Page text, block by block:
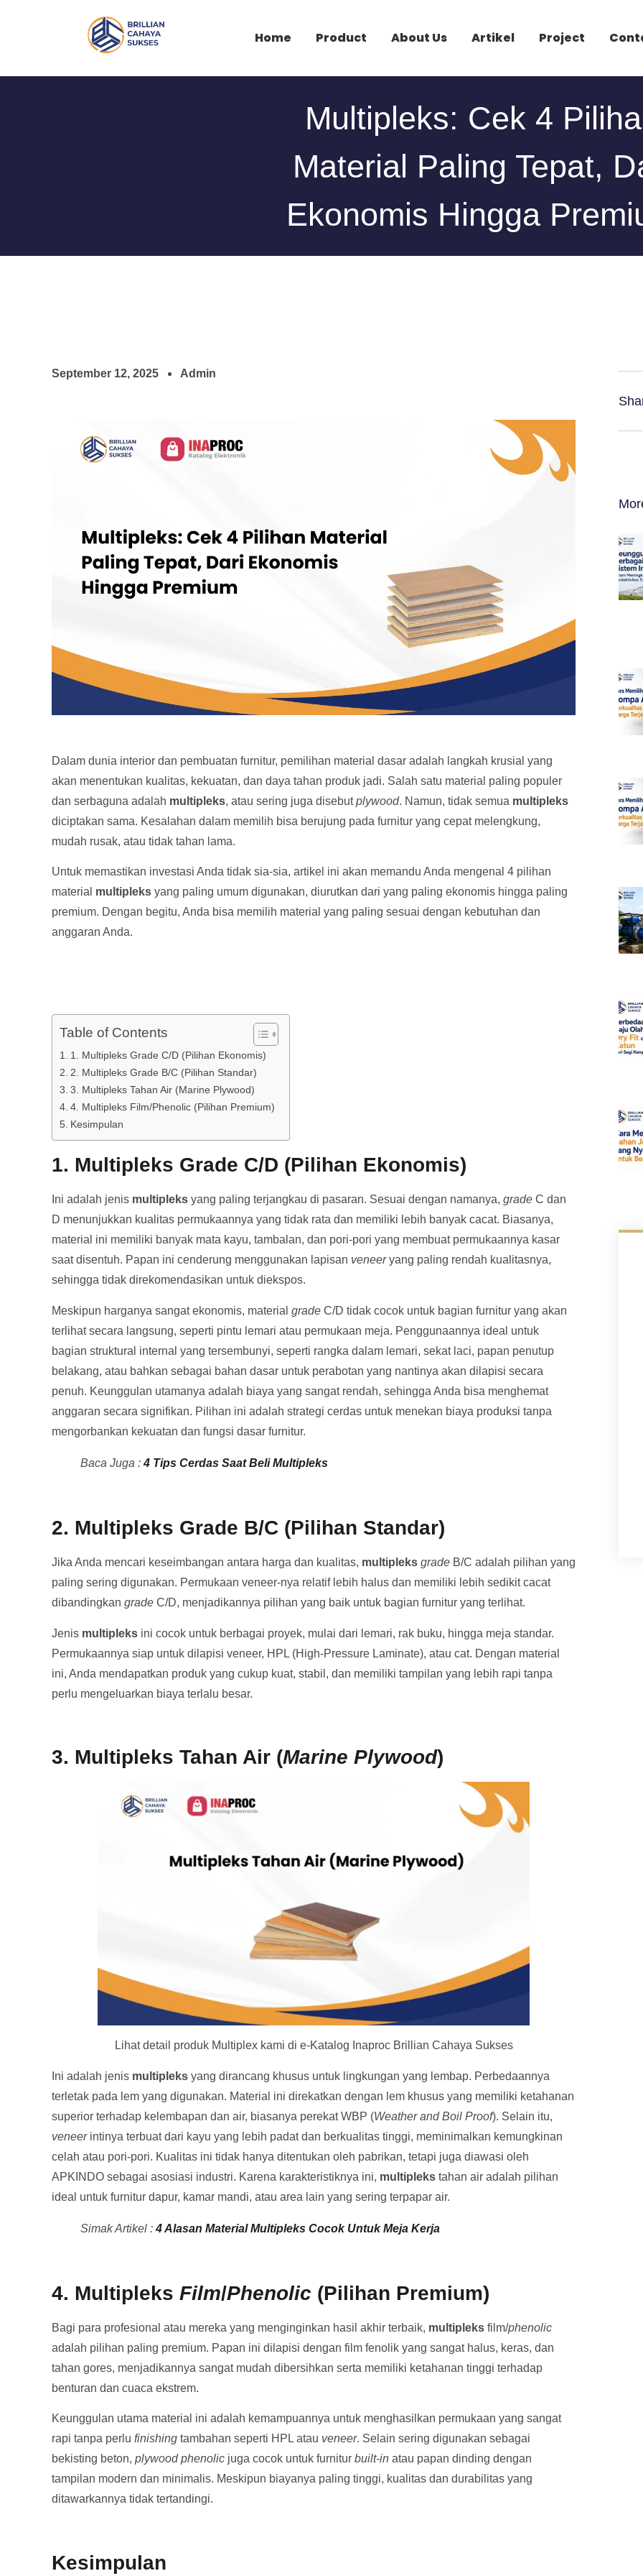
Home Product About Us Artikel Project
Multipleks: Cek 4
Material Paling Tepat,
Ekonomis Hingga
September 12, 2025 Admin
Dalam dunia interior dan pembuatan furnitur, pemilihan material dasar adalah langkah krusial yang
akan menentukan kualitas, kekuatan, dan daya tahan produk jadi. Salah satu material paling populer
dan serbaguna adalah multipleks, atau sering juga disebutplywood. Namun, tidak semua multipleks
diciptakan sama. Kesalahan dalam memilih bisa berujung pada furnitur yang cepat melengkung,
mudah rusak, atau tidak tahan lama.
Untuk memastikan investasi Anda tidak sia-sia, artikel ini akan memandu Anda mengenal 4 pilihan
material multipleks yang paling umum digunakan, diurutkan dari yang paling ekonomis hingga paling
premium. Dengan begitu, Anda bisa memilih material yang paling sesuai dengan kebutuhan dan
anggaran Anda.
Table of Contents
1. Multipleks Grade C/D (Pilihan Ekonomis)
2. Multipleks Grade B/C (Pilihan Standar)
3. Multipleks Tahan Air (Marine Plywood)
4. Multipleks Film/Phenolic (Pilihan Premium)
Kesimpulan
1. Multipleks Grade C/D (Pilihan Ekonomis)
Ini adalah jenis multipleks yang paling terjangkau di pasaran. Sesuai dengan namanya, grade C dan
D menunjukkan kualitas permukaannya yang tidak rata dan memiliki lebih banyak cacat. Biasanya,
material ini memiliki banyak mata kayu, tambalan, dan pori-pori yang membuat permukaannya kasar
saat disentuh. Papan ini cenderung menggunakan lapisan veneeryang paling rendah kualitasnya,
sehingga tidak direkomendasikan untuk diekspos.
Meskipun harganya sangat ekonomis, material grade C/D tidak cocok untuk bagian furnitur yang akan
terlihat secara langsung, seperti pintu lemari atau permukaan meja. Penggunaannya ideal untuk
bagian struktural internal yang tersembunyi, seperti rangka dalam lemari, sekat laci, papan penutup
belakang, atau bahkan sebagai bahan dasar untuk perabotan yang nantinya akan dilapisi secara
penuh. Keunggulan utamanya adalah biaya yang sangat rendah, sehingga Anda bisa menghemat
anggaran secara signifikan. Pilihan ini adalah strategi cerdas untuk menekan biaya produksi tanpa
mengorbankan kekuatan dan fungsi dasar furnitur.
Baca Juga :4 Tips Cerdas Saat Beli Multipleks
2. Multipleks Grade B/C (Pilihan Standar)
Jika Anda mencari keseimbangan antara harga dan kualitas, multipleks grade B/C adalah pilihan yang
paling sering digunakan. Permukaan veneer-nya relatif lebih halus dan memiliki lebih sedikit cacat
dibandingkan grade C/D, menjadikannya pilihan yang baik untuk bagian furnitur yang terlihat.
Jenis multipleks ini cocok untuk berbagai proyek, mulai dari lemari, rak buku, hingga meja standar.
Permukaannya siap untuk dilapisi veneer, HPL (High-Pressure Laminate), atau cat. Dengan material
ini, Anda mendapatkan produk yang cukup kuat, stabil, dan memiliki tampilan yang lebih rapi tanpa
perlu mengeluarkan biaya terlalu besar.
3. Multipleks Tahan Air (Marine Plywood)
Lihat detail produk Multiplex kami di e-Katalog Inaproc Brillian Cahaya Sukses
Ini adalah jenis multipleks yang dirancang khusus untuk lingkungan yang lembap. Perbedaannya
terletak pada lem yang digunakan. Material ini direkatkan dengan lem khusus yang memiliki ketahanan
superior terhadap kelembapan dan air, biasanya perekat WBP (Weather and Boil Proof). Selain itu,
veneerintinya terbuat dari kayu yang lebih padat dan berkualitas tinggi, meminimalkan kemungkinan
celah atau pori-pori. Kualitas ini tidak hanya ditentukan oleh pabrikan, tetapi juga diawasi oleh
APKINDO sebagai asosiasi industri. Karena karakteristiknya ini, multipleks tahan air adalah pilihan
ideal untuk furnitur dapur, kamar mandi, atau area lain yang sering terpapar air.
Simak Artikel :4 Alasan Material Multipleks Cocok Untuk Meja Kerja
4. Multipleks Film/Phenolic (Pilihan Premium)
Bagi para profesional atau mereka yang menginginkan hasil akhir terbaik, multipleks film/phenolic
adalah pilihan paling premium. Papan ini dilapisi dengan film fenolik yang sangat halus, keras, dan
tahan gores, menjadikannya sangat mudah dibersihkan serta memiliki ketahanan tinggi terhadap
benturan dan cuaca ekstrem.
Keunggulan utama material ini adalah kemampuannya untuk menghasilkan permukaan yang sangat
rapi tanpa perlu finishing tambahan seperti HPL atau veneer. Selain sering digunakan sebagai
bekisting beton, plywood phenolic juga cocok untuk furnitur built-in atau papan dinding dengan
tampilan modern dan minimalis. Meskipun biayanya paling tinggi, kualitas dan durabilitas yang
ditawarkannya tidak tertandingi.
Kesimpulan